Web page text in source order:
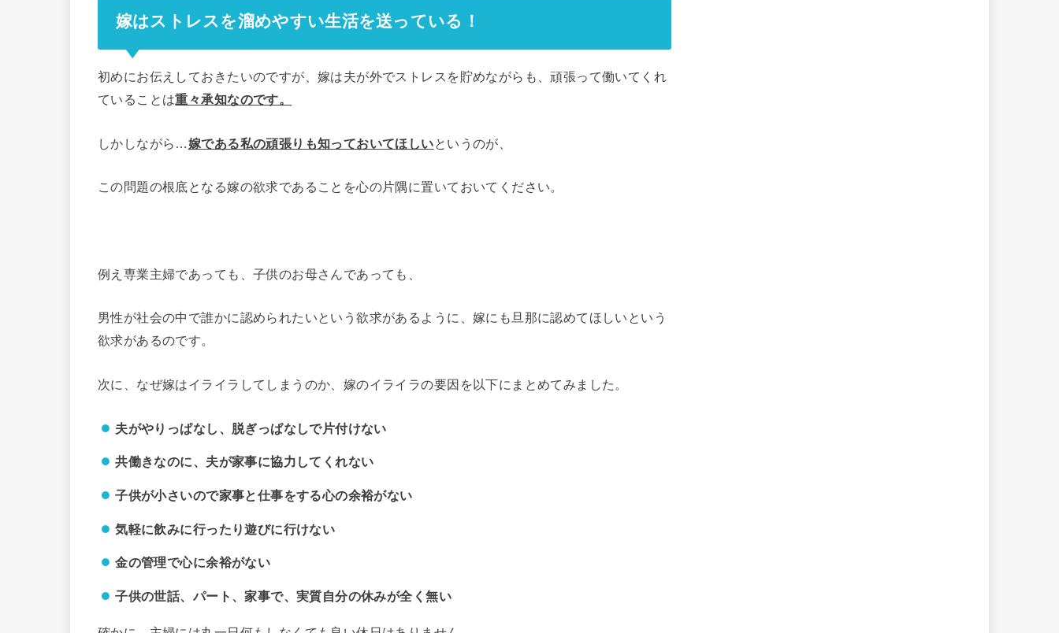
嫁はストレスを溜めやすい生活を送っている！
初めにお伝えしておきたいのですが、嫁は夫が外でストレスを貯めながらも、頑張って働いてくれ
ていることは重々承知なのです。
しかしながら…嫁である私の頑張りも知っておいてほしいというのが、
この問題の根底となる嫁の欲求であることを心の片隅に置いておいてください。
例え専業主婦であっても、子供のお母さんであっても、
男性が社会の中で誰かに認められたいという欲求があるように、嫁にも旦那に認めてほしいという
欲求があるのです。
次に、なぜ嫁はイライラしてしまうのか、嫁のイライラの要因を以下にまとめてみました。
夫がやりっぱなし、脱ぎっぱなしで片付けない
共働きなのに、夫が家事に協力してくれない
子供が小さいので家事と仕事をする心の余裕がない
気軽に飲みに行ったり遊びに行けない
金の管理で心に余裕がない
子供の世話、パート、家事で、実質自分の休みが全く無い